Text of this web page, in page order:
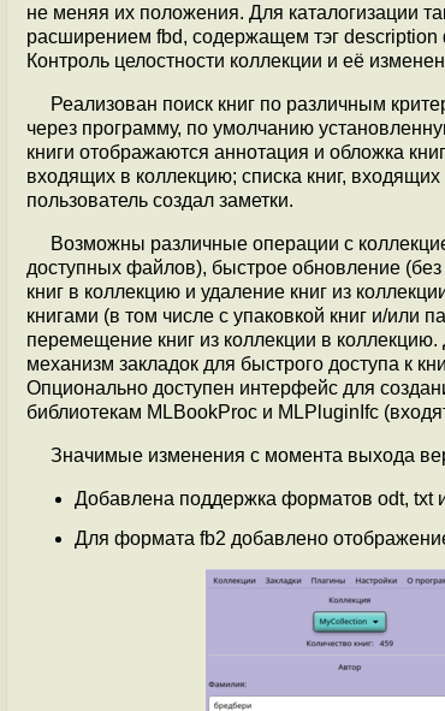
не меняя их положения. Для каталогизации
расширением fbd, содержащем тэг
Контроль целостности коллекции и её
Реализован поиск книг по различным
через программу, по умолчанию
книги отображаются аннотация и обложка
входящих в коллекцию; списка книг,
пользователь создал заметки.
Возможны различные операции с
доступных файлов), быстрое обновление
книг в коллекцию и удаление книг из
книгами (в том числе с упаковкой книг и/или
перемещение книг из коллекции в
механизм закладок для быстрого доступа к
Опционально доступен интерфейс для
библиотекам MLBookProc и MLPluginIfc
Значимые изменения с момента выхода
Добавлена поддержка форматов odt, txt
Для формата fb2 добавлено